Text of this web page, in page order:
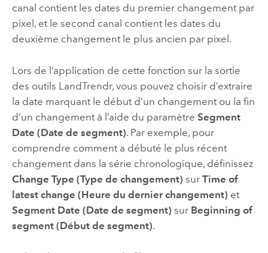
canal contient les dates du premier changement par
pixel, et le second canal contient les dates du
deuxième changement le plus ancien par pixel.
Lors de l’application de cette fonction sur la sortie
des outils LandTrendr, vous pouvez choisir d’extraire
la date marquant le début d’un changement ou la fin
d’un changement à l’aide du paramètre Segment
Date (Date de segment). Par exemple, pour
comprendre comment a débuté le plus récent
changement dans la série chronologique, définissez
Change Type (Type de changement) sur Time of
latest change (Heure du dernier changement) et
Segment Date (Date de segment) sur Beginning of
segment (Début de segment).